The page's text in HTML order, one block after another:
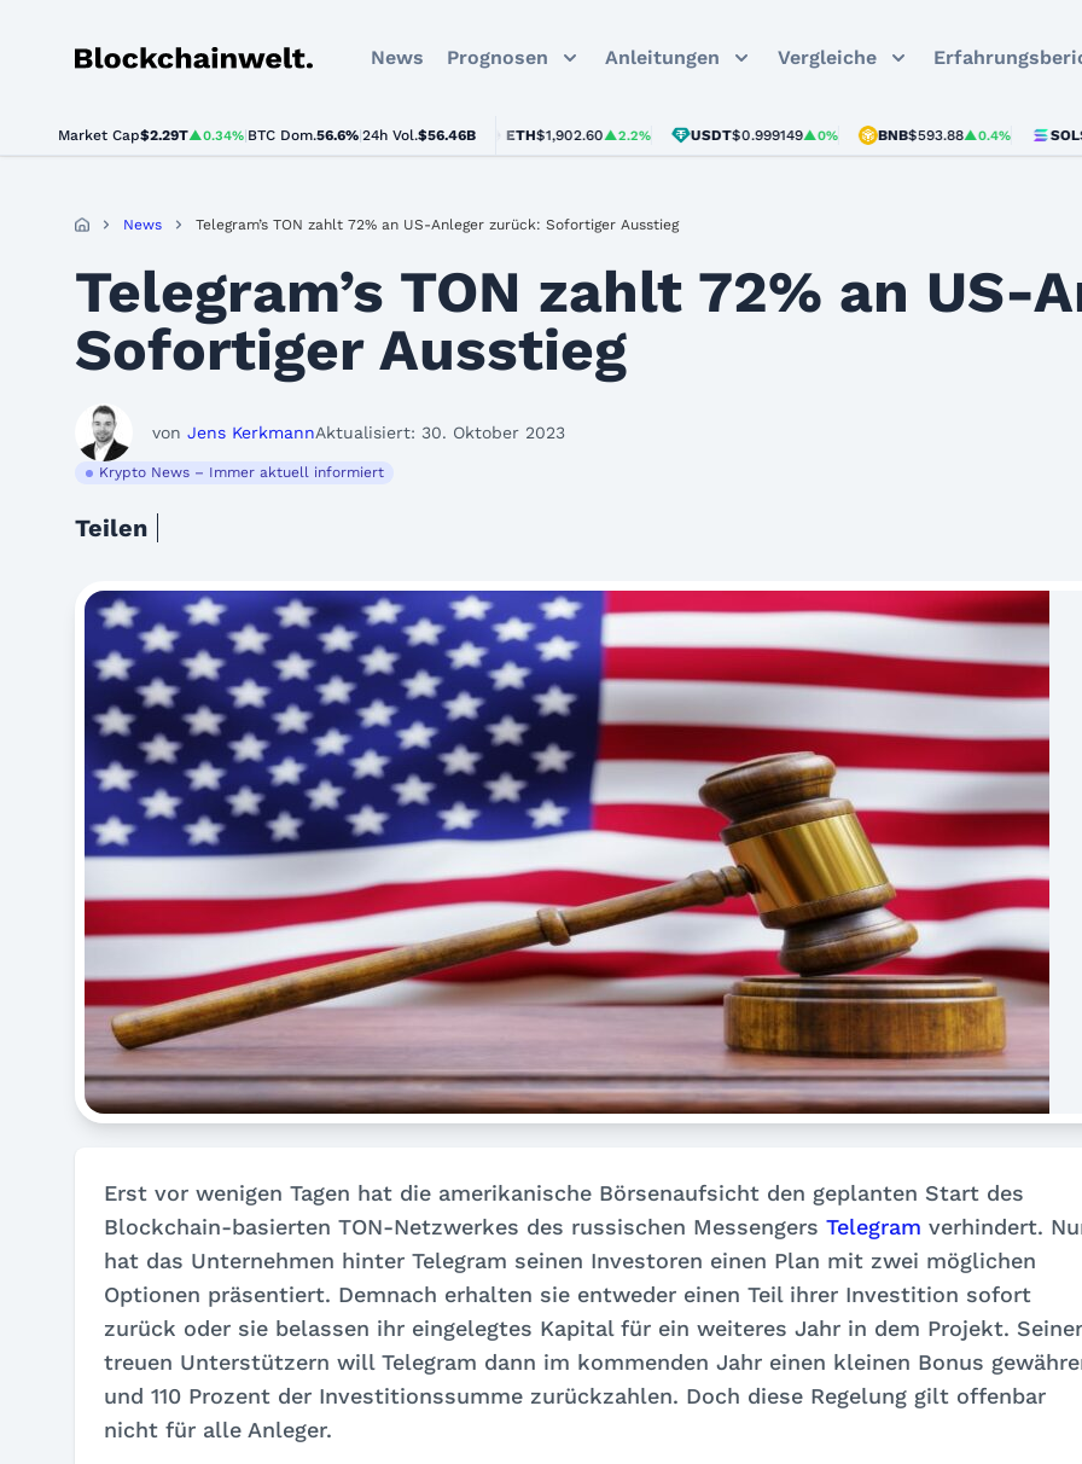
Blockchainwelt News Prognosen Anleitungen Vergleiche
Market Cap$2.29T▲0.34% BTC Dom.56.6% 24h Vol.$56.46B
BTC$64,459.00▲0.9% ETH $1,902.60▲2.2% USDT$0.999149▲0% BNB$593.88▲0.4% SOL $73.68
News Telegram’s TON zahlt 72% an US-Anleger zurück: Sofortiger Ausstieg
Telegram’s TON zahlt 72% an US-
Sofortiger Ausstieg
von Jens KerkmannAktualisiert: 30. Oktober 2023
Krypto News – Immer aktuell informiert
Teilen
Erst vor wenigen Tagen hat die amerikanische Börsenaufsicht den geplanten Start des
Blockchain-basierten TON-Netzwerkes des russischen Messengers Telegram verhindert.
hat das Unternehmen hinter Telegram seinen Investoren einen Plan mit zwei möglichen
Optionen präsentiert. Demnach erhalten sie entweder einen Teil ihrer Investition sofort
zurück oder sie belassen ihr eingelegtes Kapital für ein weiteres Jahr in dem Projekt.
treuen Unterstützern will Telegram dann im kommenden Jahr einen kleinen Bonus
und 110 Prozent der Investitionssumme zurückzahlen. Doch diese Regelung gilt offenbar
nicht für alle Anleger.